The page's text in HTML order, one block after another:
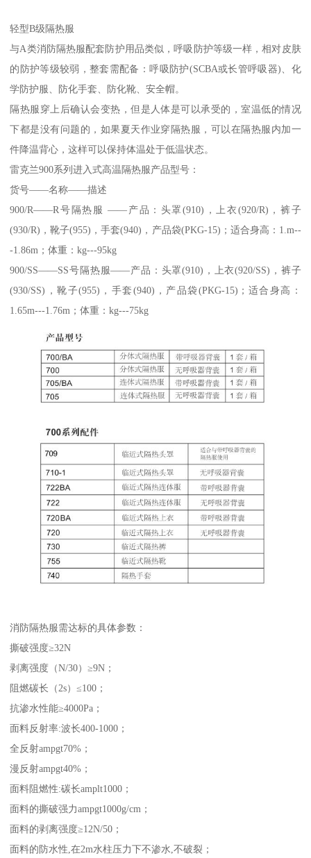
轻型B级隔热服
与A类消防隔热服配套防护用品类似，呼吸防护等级一样，相对皮肤
的防护等级较弱，整套需配备：呼吸防护(SCBA或长管呼吸器)、化
学防护服、防化手套、防化靴、安全帽。
隔热服穿上后确认会变热，但是人体是可以承受的，室温低的情况
下都是没有问题的，如果夏天作业穿隔热服，可以在隔热服内加一
件降温背心，这样可以保持体温处于低温状态。
雷克兰900系列进入式高温隔热服产品型号：
货号——名称——描述
900/R——R号隔热服 ——产品：头罩(910)，上衣(920/R)，裤子
(930/R)，靴子(955)，手套(940)，产品袋(PKG-15)；适合身高：1.m--
-1.86m；体重：kg---95kg
900/SS——SS号隔热服——产品：头罩(910)，上衣(920/SS)，裤子
(930/SS)，靴子(955)，手套(940)，产品袋(PKG-15)；适合身高：
1.65m---1.76m；体重：kg---75kg
消防隔热服需达标的具体参数：
撕破强度≥32N
剥离强度（N/30）≥9N；
阻燃碳长（2s）≤100；
抗渗水性能≥4000Pa；
面料反射率:波长400-1000；
全反射ampgt70%；
漫反射ampgt40%；
面料阻燃性:碳长amplt1000；
面料的撕破强力ampgt1000g/cm；
面料的剥离强度≥12N/50；
面料的防水性,在2m水柱压力下不渗水,不破裂；